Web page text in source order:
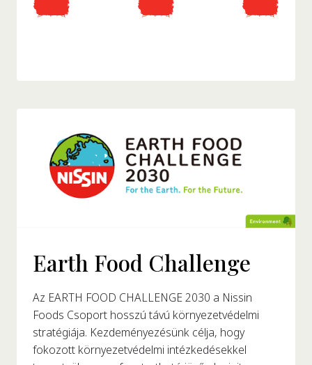
Earth Food Challenge
Az EARTH FOOD CHALLENGE 2030 a Nissin
Foods Csoport hosszú távú környezetvédelmi
stratégiája. Kezdeményezésünk célja, hogy
fokozott környezetvédelmi intézkedésekkel